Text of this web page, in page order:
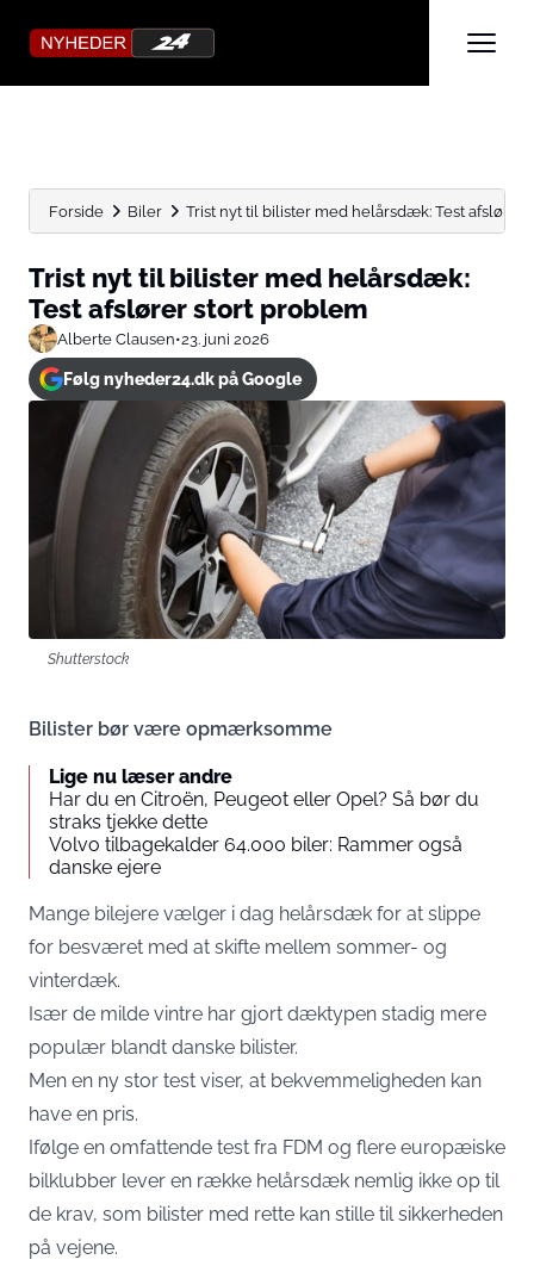
Forside Biler Trist nyt til bilister med helårsdæk: Test afslører
Trist nyt til bilister med helårsdæk:
Test afslører stort problem
Alberte Clausen•23. juni 2026
Følg nyheder24.dk på Google
Shutterstock
Bilister bør være opmærksomme
Lige nu læser andre
Har du en Citroën, Peugeot eller Opel? Så bør du
straks tjekke dette
Volvo tilbagekalder 64.000 biler: Rammer også
danske ejere
Mange bilejere vælger i dag helårsdæk for at slippe
for besværet med at skifte mellem sommer- og
vinterdæk.
Især de milde vintre har gjort dæktypen stadig mere
populær blandt danske bilister.
Men en ny stor test viser, at bekvemmeligheden kan
have en pris.
Ifølge en omfattende test fra FDM og flere europæiske
bilklubber lever en række helårsdæk nemlig ikke op til
de krav, som bilister med rette kan stille til sikkerheden
på vejene.